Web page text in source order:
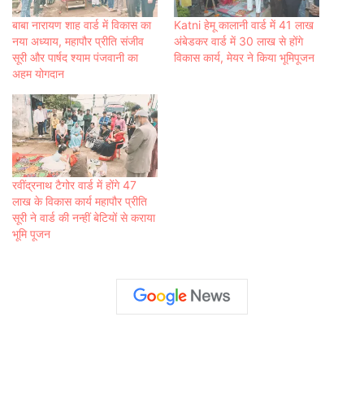
बाबा नारायण शाह वार्ड में विकास का
नया अध्याय, महापौर प्रीति संजीव
सूरी और पार्षद श्याम पंजवानी का
अहम योगदान
Katni हेमू कालानी वार्ड में 41 लाख
अंबेडकर वार्ड में 30 लाख से होंगे
विकास कार्य, मेयर ने किया भूमिपूजन
रवींद्रनाथ टैगोर वार्ड में होंगे 47
लाख के विकास कार्य महापौर प्रीति
सूरी ने वार्ड की नन्हीं बेटियों से कराया
भूमि पूजन